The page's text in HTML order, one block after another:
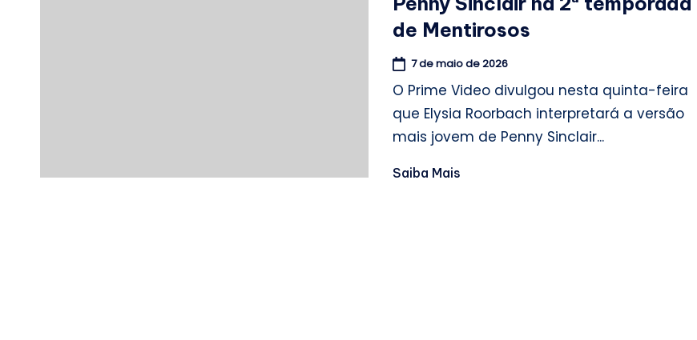
de Mentirosos
7 de maio de 2026
O Prime Video divulgou nesta quinta-feira
que Elysia Roorbach interpretará a versão
mais jovem de Penny Sinclair...
Saiba Mais